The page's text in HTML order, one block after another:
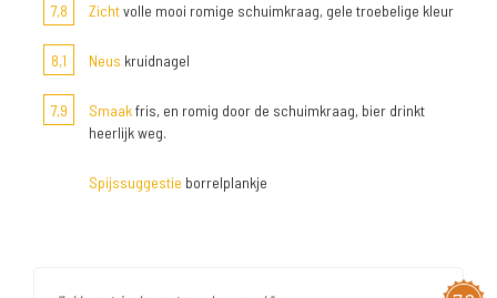
7,8
Zichtvolle mooi romige schuimkraag, gele troebelige kleur
8,1 Neus kruidnagel
7,9 Smaakfris, en romig door de schuimkraag, bier drinkt
heerlijk weg.
Spijssuggestie borrelplankje